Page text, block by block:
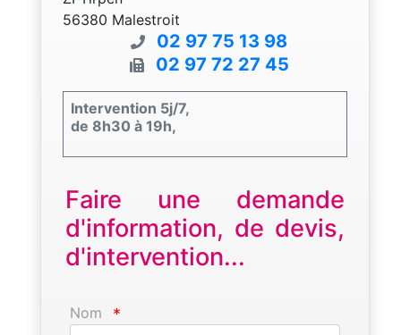
56380 Malestroit
02 97 75 13 98
02 97 72 27 45
Intervention 5j/7,
de 8h30 à 19h,
Faire une demande
d'information, de devis,
d'intervention...
Nom *